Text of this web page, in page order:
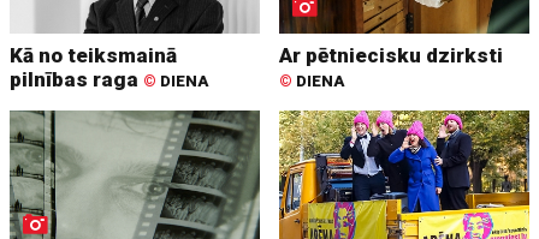
Kā no teiksmainā
pilnības raga © DIENA
Ar pētniecisku dzirksti
© DIENA